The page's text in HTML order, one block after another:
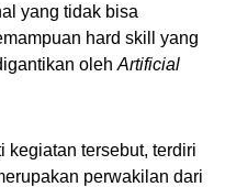
yang tidak bisa
hard skill yang
oleh Artificial
kegiatan tersebut, terdiri
perwakilan dari